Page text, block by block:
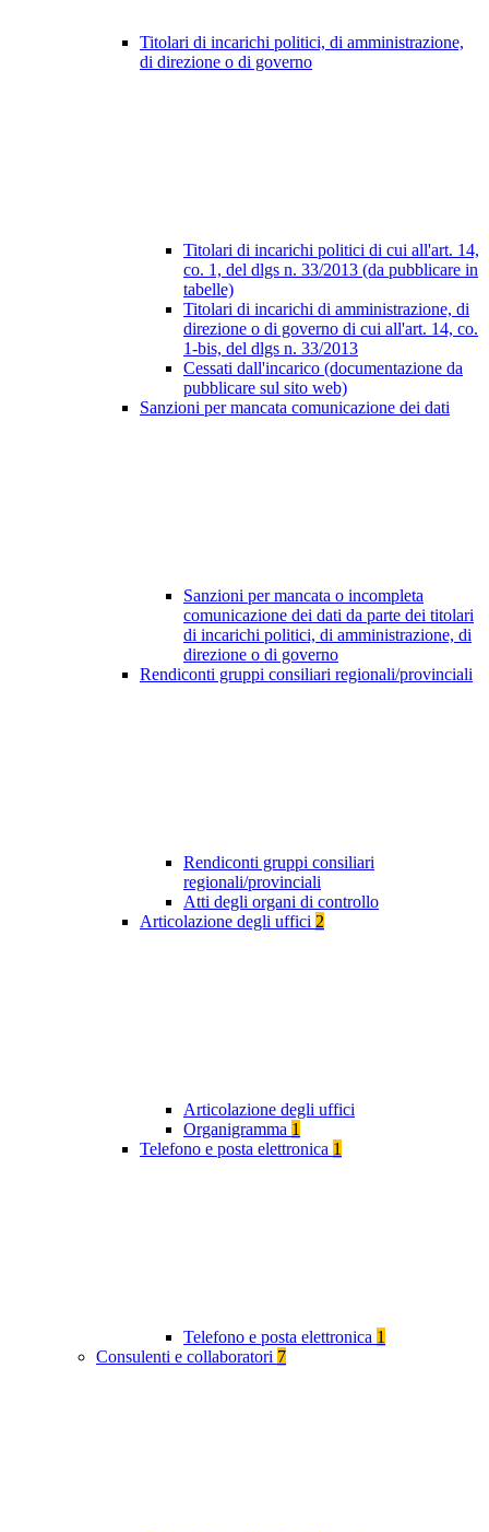
Titolari di incarichi politici, di amministrazione,
di direzione o di governo
Titolari di incarichi politici di cui all'art. 14,
co. 1, del dlgs n. 33/2013 (da pubblicare in
tabelle)
Titolari di incarichi di amministrazione, di
direzione o di governo di cui all'art. 14, co.
1-bis, del dlgs n. 33/2013
Cessati dall'incarico (documentazione da
pubblicare sul sito web)
Sanzioni per mancata comunicazione dei dati
Sanzioni per mancata o incompleta
comunicazione dei dati da parte dei titolari
di incarichi politici, di amministrazione, di
direzione o di governo
Rendiconti gruppi consiliari regionali/provinciali
Rendiconti gruppi consiliari
regionali/provinciali
Atti degli organi di controllo
Articolazione degli uffici 2
Articolazione degli uffici
Organigramma 1
Telefono e posta elettronica 1
Telefono e posta elettronica 1
Consulenti e collaboratori 7